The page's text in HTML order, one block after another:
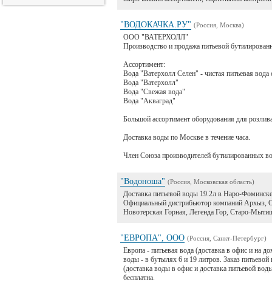
"ВОДОКАЧКА.РУ" (Россия, Москва)
ООО "ВАТЕРХОЛЛ"
Производство и продажа питьевой
Ассортимент:
Вода "Ватерхолл Селен" - чистая питьевая
Вода "Ватерхолл"
Вода "Свежая вода"
Вода "Акваград"
Большой ассортимент оборудования для
Доставка воды по Москве в течение часа.
Член Союза производителей бутилированных
"Водоноша" (Россия, Московская область)
Доставка питьевой воды 19.2л в Наро-
Официальный дистрибьютор компаний Архыз,
Новотерская Горная, Легенда Гор, Старо-
"ЕВРОПА", ООО (Россия, Санкт-Петербург)
Европа - питьевая вода (доставка в офис и на
воды - в бутылях 6 и 19 литров. Заказ
(доставка воды в офис и доставка питьевой
бесплатна.